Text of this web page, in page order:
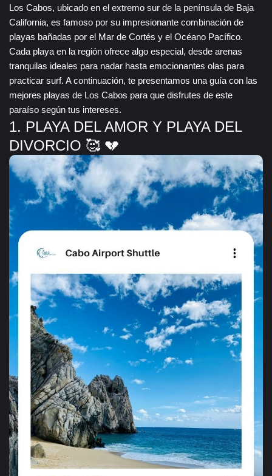
Los Cabos, ubicado en el extremo sur de la península de Baja
California, es famoso por su impresionante combinación de
playas bañadas por el Mar de Cortés y el Océano Pacífico.
Cada playa en la región ofrece algo especial, desde arenas
tranquilas ideales para nadar hasta emocionantes olas para
practicar surf. A continuación, te presentamos una guía con las
mejores playas de Los Cabos para que disfrutes de este
paraíso según tus intereses.
1. PLAYA DEL AMOR Y PLAYA DEL
DIVORCIO 🥰 💔